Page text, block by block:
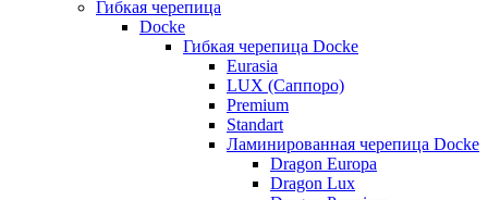
Гибкая черепица
Docke
Гибкая черепица Docke
Eurasia
LUX (Саппоро)
Premium
Standart
Ламинированная черепица Docke
Dragon Europa
Dragon Lux